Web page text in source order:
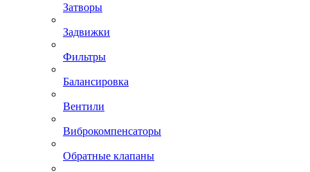
Затворы
Задвижки
Фильтры
Балансировка
Вентили
Виброкомпенсаторы
Обратные клапаны